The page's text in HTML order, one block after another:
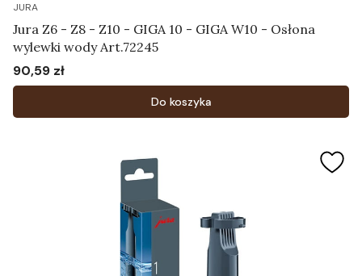
JURA
Jura Z6 - Z8 - Z10 - GIGA 10 - GIGA W10 - Osłona
wylewki wody Art.72245
Cena
90,59 zł
Do koszyka